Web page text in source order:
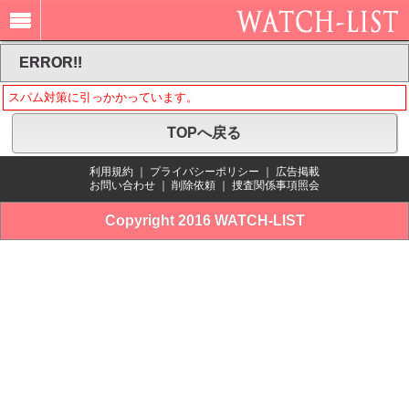
ERROR!!
スパム対策に引っかかっています。
TOPへ戻る
利用規約 プライバシーポリシー
広告掲載
お問い合わせ
削除依頼 捜査関係事項照会
Copyright 2016 WATCH-LIST